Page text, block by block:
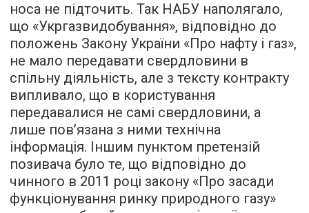
носа не підточить. Так НАБУ наполягало,
що «Укргазвидобування», відповідно до
положень Закону України «Про нафту і газ»,
не мало передавати свердловини в
спільну діяльність, але з тексту контракту
випливало, що в користування
передавалися не самі свердловини, а
лише пов’язана з ними технічна
інформація. Іншим пунктом претензій
позивача було те, що відповідно до
чинного в 2011 році закону «Про засади
функціонування ринку природного газу»